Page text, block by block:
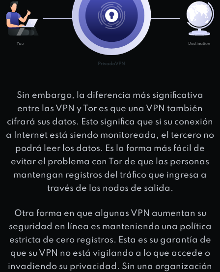
Sin embargo, la diferencia más significativa
entre las VPN y Tor es que una VPN también
cifrará sus datos. Esto significa que si su conexión
a Internet está siendo monitoreada, el tercero no
podrá leer los datos. Es la forma más fácil de
evitar el problema con Tor de que las personas
mantengan registros del tráfico que ingresa a
través de los nodos de salida.
Otra forma en que algunas VPN aumentan su
seguridad en línea es manteniendo una política
estricta de cero registros. Esta es su garantía de
que su VPN no está vigilando a lo que accede o
invadiendo su privacidad. Sin una organización